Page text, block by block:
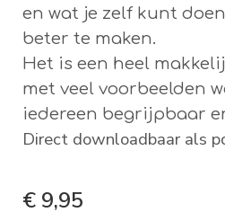
en wat je zelf kunt
beter te maken.
Het is een heel
met veel voorbeelden
iedereen begrijpbaar
Direct downloadbaar als
€ 9,95